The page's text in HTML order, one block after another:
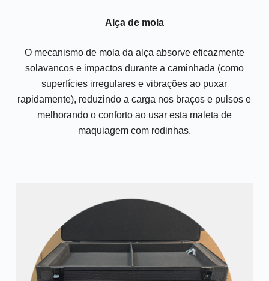
Alça de mola
O mecanismo de mola da alça absorve eficazmente
solavancos e impactos durante a caminhada (como
superfícies irregulares e vibrações ao puxar
rapidamente), reduzindo a carga nos braços e pulsos e
melhorando o conforto ao usar esta maleta de
maquiagem com rodinhas.